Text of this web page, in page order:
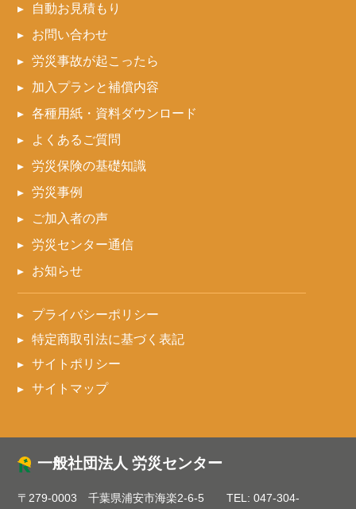
自動お見積もり
お問い合わせ
労災事故が起こったら
加入プランと補償内容
各種用紙・資料ダウンロード
よくあるご質問
労災保険の基礎知識
労災事例
ご加入者の声
労災センター通信
お知らせ
プライバシーポリシー
特定商取引法に基づく表記
サイトポリシー
サイトマップ
一般社団法人 労災センター
〒279-0003 千葉県浦安市海楽2-6-5 TEL:047-304-